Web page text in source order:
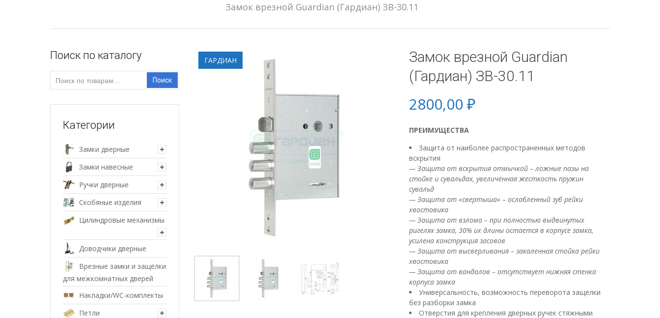
Замок врезной Guardian (Гардиан) ЗВ-30.11
ГАРДИАН
Замок врезной Guardian
(Гардиан) ЗВ-30.11
2800,00₽
ПРЕИМУЩЕСТВА
Защита от наиболее распространенных методов
вскрытия
— Защита от вскрытия отмычкой – ложные пазы на
стойке и сувальдах, увеличенная жесткость пружин
сувальд
— Защита от «свертыша» – ослабленный зуб рейки
хвостовика
— Защита от взлома – при полностью выдвинутых
ригелях замка, 30% их длины остается в корпусе замка,
усилена конструкция засовов
— Защита от высверливания – закаленная стойка рейки
хвостовика
— Защита от вандалов – отсутствует нижняя стенка
корпуса замка
Универсальность, возможность переворота защелки
без разборки замка
Отверстия для крепления дверных ручек стяжными
Поиск по каталогу
Поиск
Категории
Замки дверные
Замки навесные
Ручки дверные
Скобяные изделия
Цилиндровые механизмы
Доводчики дверные
Врезные замки и защёлки
для межкомнатных дверей
Накладки/WC-комплекты
Петли